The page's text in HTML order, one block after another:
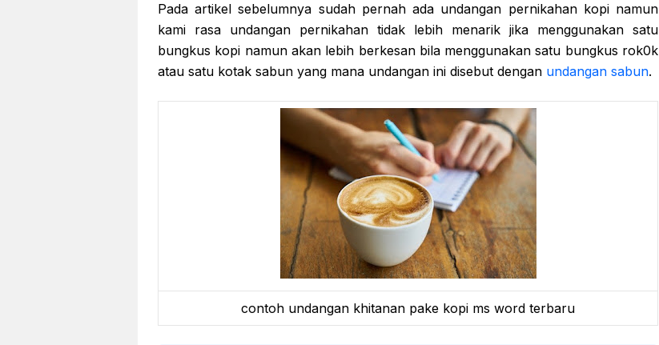
Pada artikel sebelumnya sudah pernah ada undangan pernikahan kopi namun
kami rasa undangan pernikahan tidak lebih menarik jika menggunakan satu
bungkus kopi namun akan lebih berkesan bila menggunakan satu bungkus rok0k
atau satu kotak sabun yang mana undangan ini disebut dengan undangan sabun.
contoh undangan khitanan pake kopi ms word terbaru